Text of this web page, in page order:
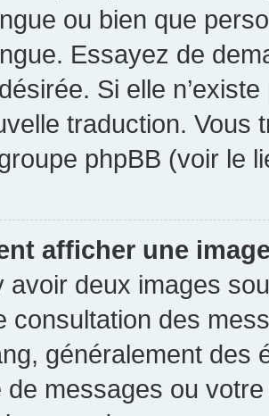
ou bien que
Essayez de
Si elle
traduction. Vous
phpBB (voir le
afficher une
avoir deux images
consultation des
généralement des
de messages ou